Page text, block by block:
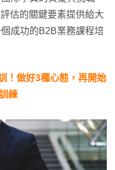
估的關鍵要素提供給大
成功的B2B業務課程培
！做好3種心態，再開始
練